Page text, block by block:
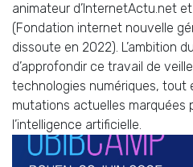
animateur d’InternetActu.net
(Fondation internet nouvelle
dissoute en 2022). L’ambition
d’approfondir ce travail de
technologies numériques, tout
mutations actuelles marquées
l’intelligence artificielle.